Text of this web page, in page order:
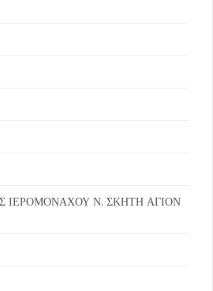
ΙΕΡΟΜΟΝΑΧΟΥ Ν. ΣΚΗΤΗ ΑΓΙΟΝ